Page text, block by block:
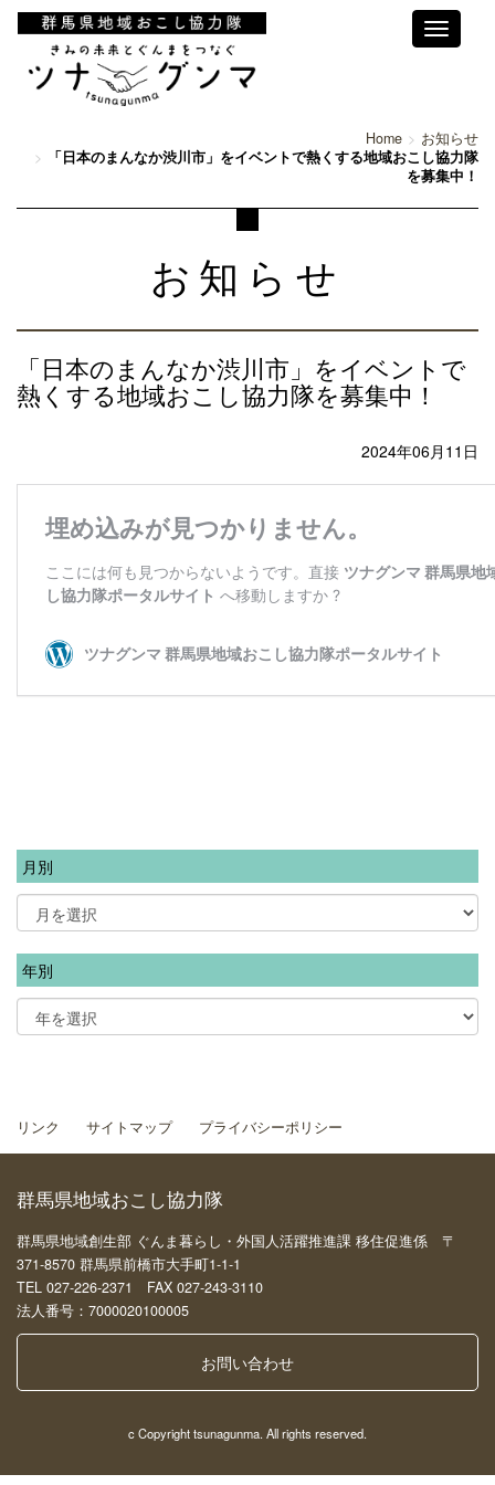
Toggle
Home
お知らせ
「日本のまんなか渋川市」をイベントで熱くする地域おこし協力隊
を募集中！
お知らせ
「日本のまんなか渋川市」をイベントで
熱くする地域おこし協力隊を募集中！
2024年06月11日
月別
年別
リンク サイトマップ プライバシーポリシー
群馬県地域おこし協力隊
群馬県地域創生部 ぐんま暮らし・外国人活躍推進課 移住促進係 〒
371-8570 群馬県前橋市大手町1-1-1
TEL 027-226-2371 FAX 027-243-3110
法人番号：7000020100005
お問い合わせ
c Copyright tsunagunma. All rights reserved.